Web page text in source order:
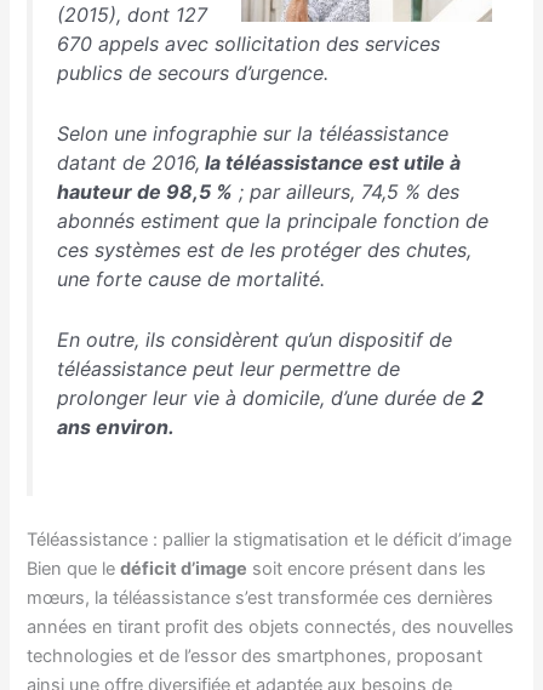
(2015), dont 127
670 appels avec sollicitation des services
publics de secours d’urgence.
Selon une infographie sur la téléassistance
datant de 2016, la téléassistance est utile à
hauteur de 98,5 % ; par ailleurs, 74,5 % des
abonnés estiment que la principale fonction de
ces systèmes est de les protéger des chutes,
une forte cause de mortalité.
En outre, ils considèrent qu’un dispositif de
téléassistance peut leur permettre de
prolonger leur vie à domicile, d’une durée de2
ans environ.
Téléassistance : pallier la stigmatisation et le déficit d’image
Bien que ledéficit d’image soit encore présent dans les
mœurs, la téléassistance s’est transformée ces dernières
années en tirant profit des objets connectés, des nouvelles
technologies et de l’essor des smartphones, proposant